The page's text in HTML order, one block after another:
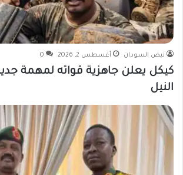
نبض السودان أغسطس 2, 2026 0
كيكل يعلن جاهزية قواته لمهمة
النيل